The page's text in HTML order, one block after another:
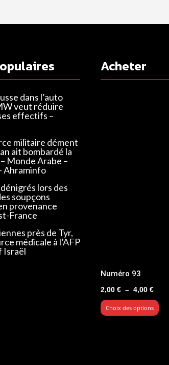
dans l’auto
veut réduire
effectifs –
militaire dément
ait bombardé la
Monde Arabe –
Ahraminfo
lors des
soupçons
provenance
France
près de Tyr,
médicale à l’AFP
Israël
Acheter
Numéro 93
2,00 € – 4,00 €Plage
de
prix :
Choix des options